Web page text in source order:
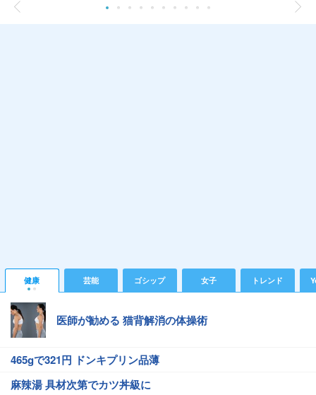
健康 芸能 ゴシップ 女子 トレンド
医師が勧める 猫背解消の体操術
465gで321円 ドンキプリン品薄
麻辣湯 具材次第でカツ丼級に